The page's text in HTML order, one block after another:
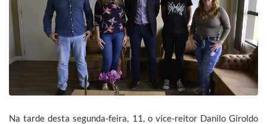
Na tarde desta segunda-feira, 11, o vice-reitor Danilo Giroldo